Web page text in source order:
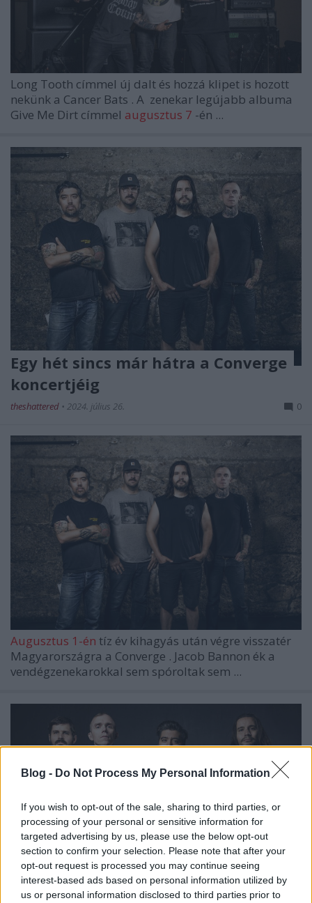
Blog - Do Not Process My Personal Information
If you wish to opt-out of the sale, sharing to third parties, or
processing of your personal or sensitive information for
targeted advertising by us, please use the below opt-out
section to confirm your selection. Please note that after your
opt-out request is processed you may continue seeing
interest-based ads based on personal information utilized by
us or personal information disclosed to third parties prior to
Long Tooth címmel új dalt és hozzá klipet is hozott
nekünk a Cancer Bats . A zenekar legújabb albuma
Give Me Dirt címmel augusztus 7 -én ...
Egy hét sincs már hátra a Converge
koncertjéig
theshattered • 2024. július 26. 0
Augusztus 1-én tíz év kihagyás után végre visszatér
Magyarországra a Converge . Jacob Bannon ék a
vendégzenekarokkal sem spóroltak sem ...